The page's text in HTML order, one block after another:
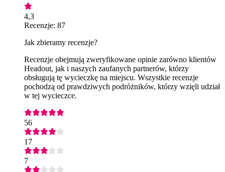
4,3
Recenzje: 87
Jak zbieramy recenzje?
Recenzje obejmują zweryfikowane opinie zarówno klientów
Headout, jak i naszych zaufanych partnerów, którzy
obsługują tę wycieczkę na miejscu. Wszystkie recenzje
pochodzą od prawdziwych podróżników, którzy wzięli udział
w tej wycieczce.
56
17
7